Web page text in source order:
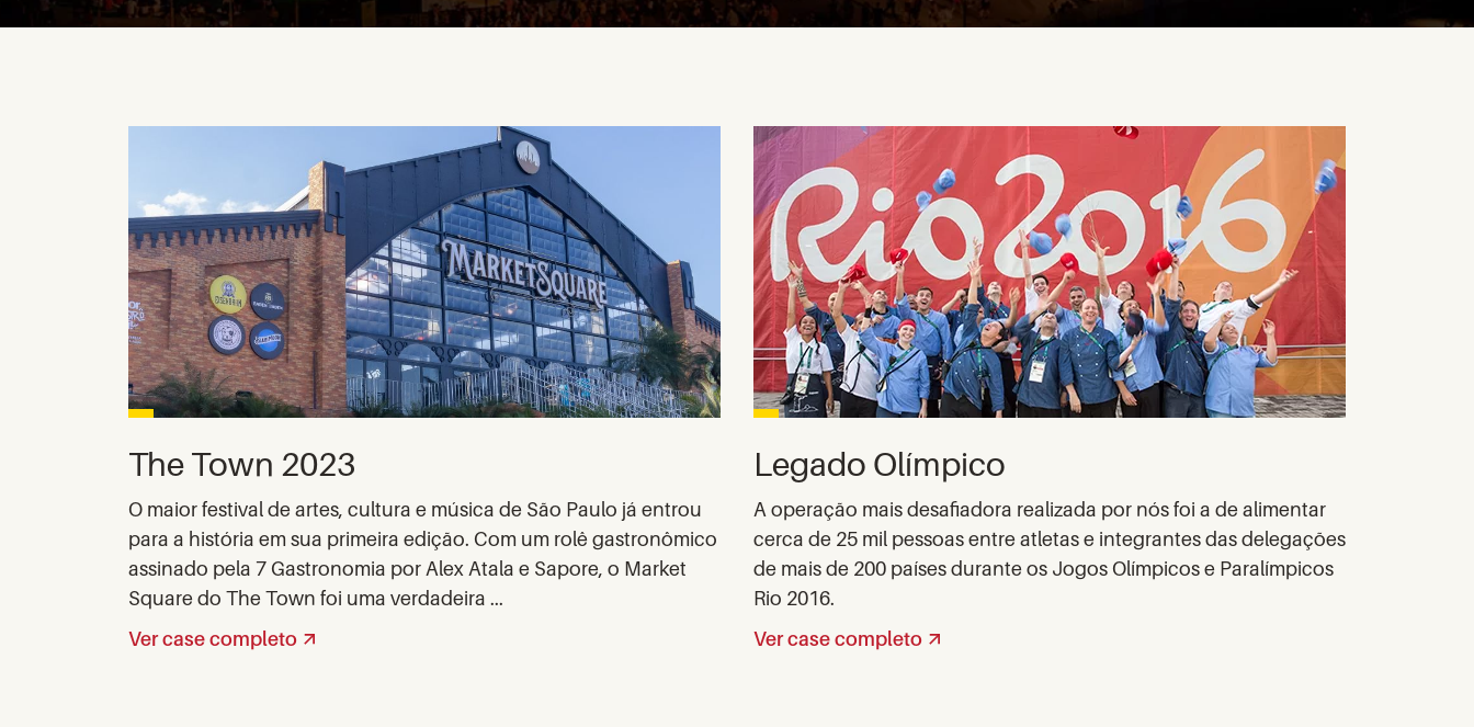
The Town 2023
O maior festival de artes, cultura e música de São Paulo já entrou
para a história em sua primeira edição. Com um rolê gastronômico
assinado pela 7 Gastronomia por Alex Atala e Sapore, o Market
Square do The Town foi uma verdadeira ...
Ver case completo
Legado Olímpico
A operação mais desafiadora realizada por nós foi a de alimentar
cerca de 25 mil pessoas entre atletas e integrantes das delegações
de mais de 200 países durante os Jogos Olímpicos e Paralímpicos
Rio 2016.
Ver case completo